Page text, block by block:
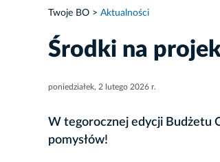
Twoje BO Aktualności
Środki na
poniedziałek, 2 lutego 2026 r.
W tegorocznej edycji Budżetu
pomysłów!